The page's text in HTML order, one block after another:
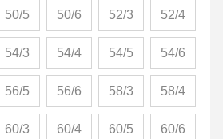
50/5 50/6 52/3 52/4
54/3 54/4 54/5 54/6
56/5 56/6 58/3 58/4
60/3 60/4 60/5 60/6